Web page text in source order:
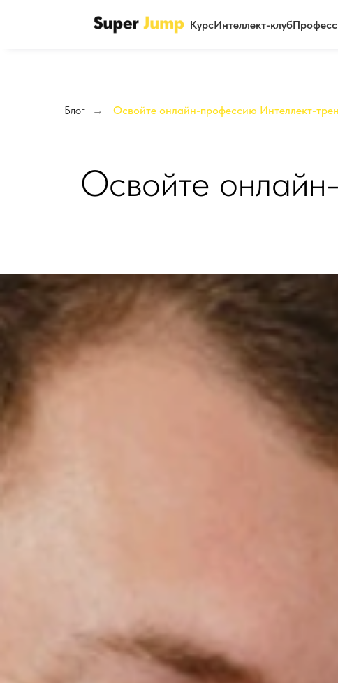
КурсИнтеллект-клуб
Блог → Освойте онлайн-профессию Интеллект-
Освойте